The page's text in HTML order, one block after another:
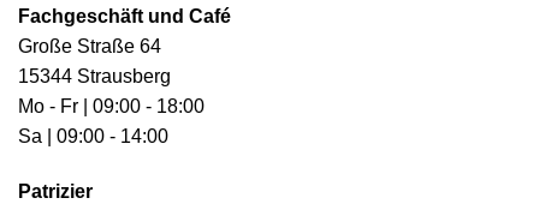
Fachgeschäft und Café
Große Straße 64
15344 Strausberg
Mo - Fr | 09:00 - 18:00
Sa | 09:00 - 14:00
Patrizier